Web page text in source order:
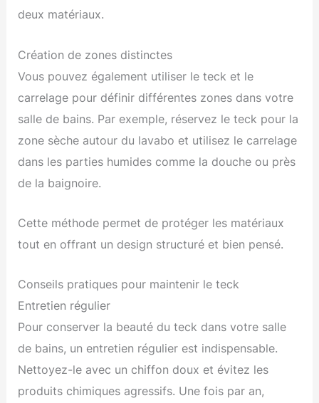
deux matériaux.
Création de zones distinctes
Vous pouvez également utiliser le teck et le
carrelage pour définir différentes zones dans votre
salle de bains. Par exemple, réservez le teck pour la
zone sèche autour du lavabo et utilisez le carrelage
dans les parties humides comme la douche ou près
de la baignoire.
Cette méthode permet de protéger les matériaux
tout en offrant un design structuré et bien pensé.
Conseils pratiques pour maintenir le teck
Entretien régulier
Pour conserver la beauté du teck dans votre salle
de bains, un entretien régulier est indispensable.
Nettoyez-le avec un chiffon doux et évitez les
produits chimiques agressifs. Une fois par an,